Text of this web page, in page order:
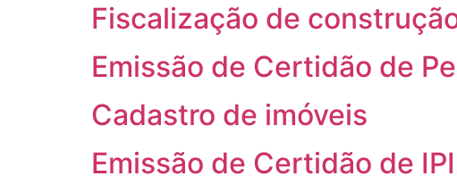
Fiscalização de
Emissão de Certidão de
Cadastro de imóveis
Emissão de Certidão de IPI